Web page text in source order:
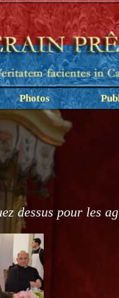
Photos
dessus pour les